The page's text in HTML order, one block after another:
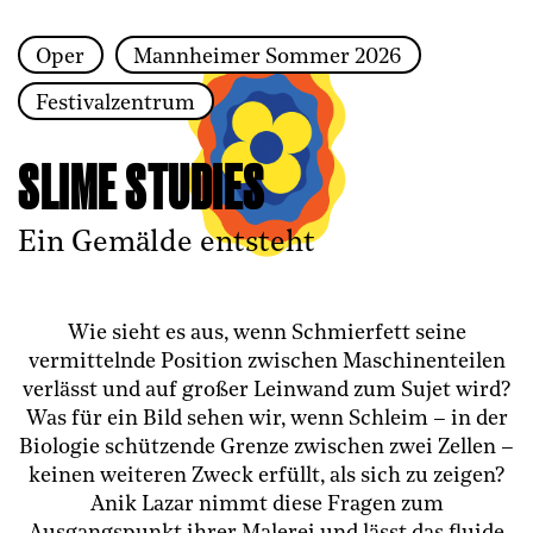
Zur Hauptnavigation springen
Zum Hauptinhalt springen Zum Footer springen
Oper Mannheimer Sommer 2026
Festivalzentrum
SLIME STUDIES
Ein Gemälde entsteht
Wie sieht es aus, wenn Schmierfett seine
vermittelnde Position zwischen Maschinenteilen
verlässt und auf großer Leinwand zum Sujet wird?
Was für ein Bild sehen wir, wenn Schleim – in der
Biologie schützende Grenze zwischen zwei Zellen –
keinen weiteren Zweck erfüllt, als sich zu zeigen?
Anik Lazar nimmt diese Fragen zum